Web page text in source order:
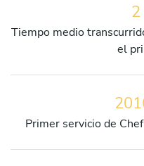
Tiempo medio
el
Primer servicio de